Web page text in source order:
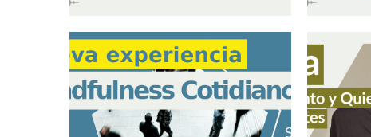
Bones for life – Huesos para
la Vida